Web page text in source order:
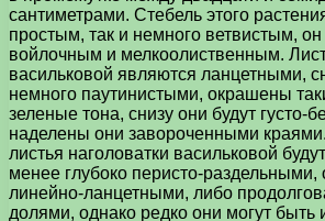
сантиметрами. Стебель этого
простым, так и немного ветвистым, он
войлочным и мелкоолиственным.
васильковой являются ланцетными,
немного паутинистыми, окрашены
зеленые тона, снизу они будут густо-
наделены они завороченными
листья наголоватки васильковой
менее глубоко перисто-
линейно-ланцетными, либо
долями, однако редко они могут быть